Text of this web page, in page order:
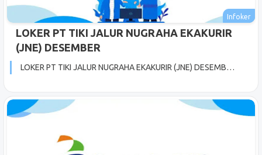
LOKER PT TIKI JALUR NUGRAHA EKAKURIR
(JNE) DESEMBER
LOKER PT TIKI JALUR NUGRAHA EKAKURIR (JNE) DESEMB…